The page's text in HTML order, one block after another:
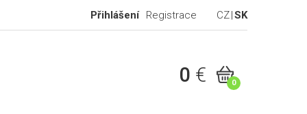
Přihlášení Registrace CZ SK
0 € 0